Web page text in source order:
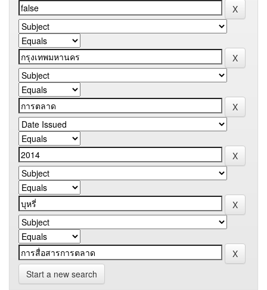
Start a new search